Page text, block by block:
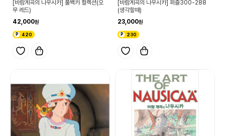
[바람계곡의 나우시카] 풀백카 컬렉션(오
무 레드)
42,000
420
[바람계곡의 나우시카] 퍼즐300-288
(생각할때)
23,000
230